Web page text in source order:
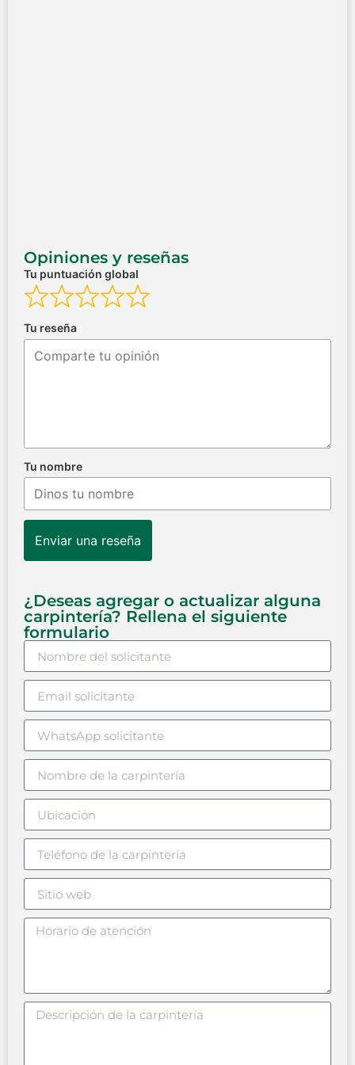
Opiniones y reseñas
Tu puntuación global
Tu reseña
Tu nombre
Enviar una reseña
¿Deseas agregar o actualizar alguna
carpintería? Rellena el siguiente
formulario